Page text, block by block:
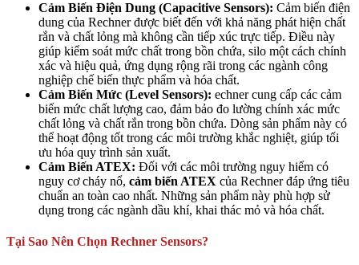
Cảm Biến Điện Dung (Capacitive Sensors): Cảm biến điện
dung của Rechner được biết đến với khả năng phát hiện chất
rắn và chất lỏng mà không cần tiếp xúc trực tiếp. Điều này
giúp kiểm soát mức chất trong bồn chứa, silo một cách chính
xác và hiệu quả, ứng dụng rộng rãi trong các ngành công
nghiệp chế biến thực phẩm và hóa chất.
Cảm Biến Mức (Level Sensors): echner cung cấp các cảm
biến mức chất lượng cao, đảm bảo đo lường chính xác mức
chất lỏng và chất rắn trong bồn chứa. Dòng sản phẩm này có
thể hoạt động tốt trong các môi trường khắc nghiệt, giúp tối
ưu hóa quy trình sản xuất.
Cảm Biến ATEX: Đối với các môi trường nguy hiểm có
nguy cơ cháy nổ, cảm biến ATEX của Rechner đáp ứng tiêu
chuẩn an toàn cao nhất. Những sản phẩm này phù hợp sử
dụng trong các ngành dầu khí, khai thác mỏ và hóa chất.
Tại Sao Nên Chọn Rechner Sensors?